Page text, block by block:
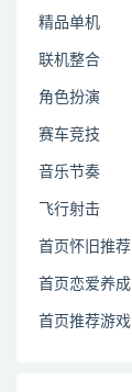
精品单机
联机整合
角色扮演
赛车竞技
音乐节奏
飞行射击
首页怀旧推荐
首页恋爱养成
首页推荐游戏